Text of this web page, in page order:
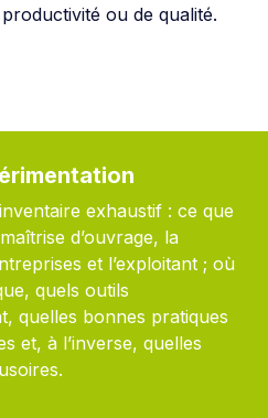
ou de qualité.
exhaustif : ce que
d’ouvrage, la
et l’exploitant ; où
quels outils
quelles bonnes pratiques
et, à l’inverse, quelles